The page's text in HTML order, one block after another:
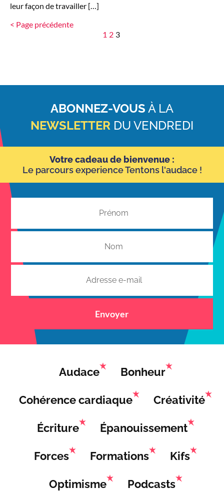
leur façon de travailler […]
< Page précédente
1 2 3
ABONNEZ-VOUS À LA
NEWSLETTER DU VENDREDI
Votre cadeau de bienvenue :
Le parcours experience Tentons l'audace !
Envoyer
Audace Bonheur
Cohérence cardiaque Créativité
Écriture Épanouissement
Forces Formations Kifs
Optimisme Podcasts